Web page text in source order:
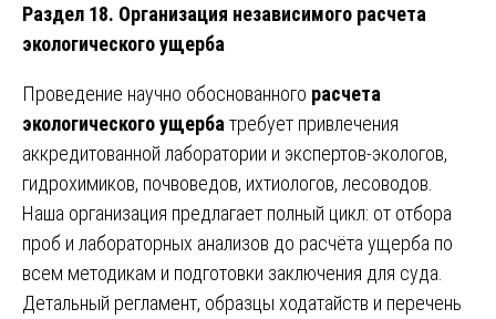
Раздел 18. Организация независимого расчета
экологического ущерба
Проведение научно обоснованного расчета
экологического ущерба требует привлечения
аккредитованной лаборатории и экспертов-экологов,
гидрохимиков, почвоведов, ихтиологов, лесоводов.
Наша организация предлагает полный цикл: от отбора
проб и лабораторных анализов до расчёта ущерба по
всем методикам и подготовки заключения для суда.
Детальный регламент, образцы ходатайств и перечень